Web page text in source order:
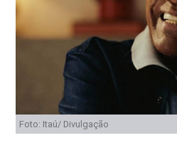
Foto: Itaú/ Divulgação